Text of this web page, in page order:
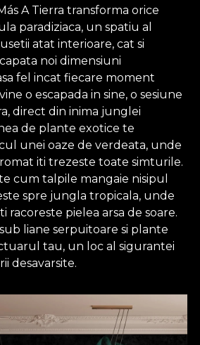
A Tierra transforma orice
paradiziaca, un spatiu al
atat interioare, cat si
noi dimensiuni
fel incat fiecare moment
o escapada in sine, o sesiune
direct din inima junglei
de plante exotice te
unei oaze de verdeata, unde
iti trezeste toate simturile.
cum talpile mangaie nisipul
spre jungla tropicala, unde
racoreste pielea arsa de soare.
liane serpuitoare si plante
tau, un loc al sigurantei
desavarsite.